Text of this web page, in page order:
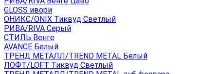
GLOSS ивори
ОНИКС/ONIX Тиквуд Светлый
РИВА/RIVA Серый
СТИЛЬ Венге
AVANСE Белый
ТРЕНД МЕТАЛЛ/TREND METAL Белый
ЛОФТ/LOFT Тиквуд Светлый